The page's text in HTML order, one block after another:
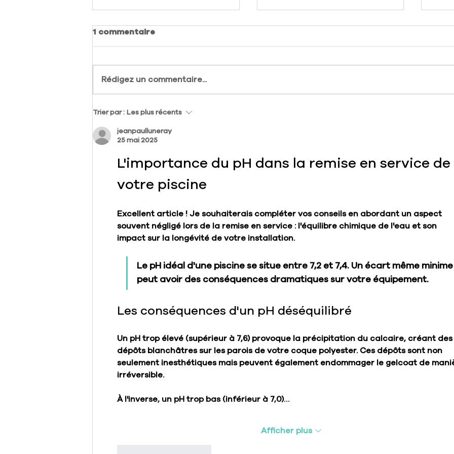
Guide complet pour
choisir la piscine coque
parfaite pour votre jardin
1 commentaire
Rédigez un commentaire...
Trier par : Les plus récents
jeanpaulluneray
25 mai 2025
L'importance du pH dans la remise en service de
votre piscine
Excellent article ! Je souhaiterais compléter vos conseils en abordant un aspect
souvent négligé lors de la remise en service : l'équilibre chimique de l'eau et son
impact sur la longévité de votre installation.
Le pH idéal d'une piscine se situe entre 7,2 et 7,4. Un écart même minime
peut avoir des conséquences dramatiques sur votre équipement.
Les conséquences d'un pH déséquilibré
Un pH trop élevé (supérieur à 7,6) provoque la précipitation du calcaire, créant des
dépôts blanchâtres sur les parois de votre coque polyester. Ces dépôts sont non
seulement inesthétiques mais peuvent également endommager le gelcoat de
irréversible.
À l'inverse, un pH trop bas (inférieur à 7,0)…
Afficher plus